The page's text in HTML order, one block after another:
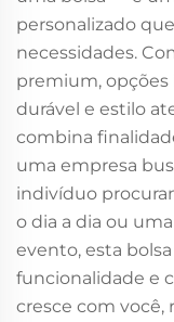
personalizado
necessidades.
premium, opções
durável e estilo
combina
uma empresa
indivíduo
o dia a dia ou
evento, esta
funcionalidade e
cresce com você,